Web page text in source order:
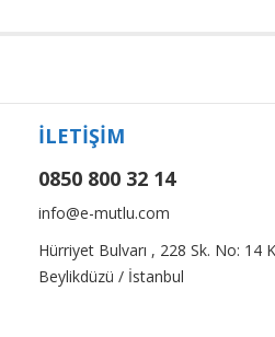
İLETİŞİM
0850 800 32 14
info@e-mutlu.com
Hürriyet Bulvarı , 228 Sk. No: 14
Beylikdüzü / İstanbul